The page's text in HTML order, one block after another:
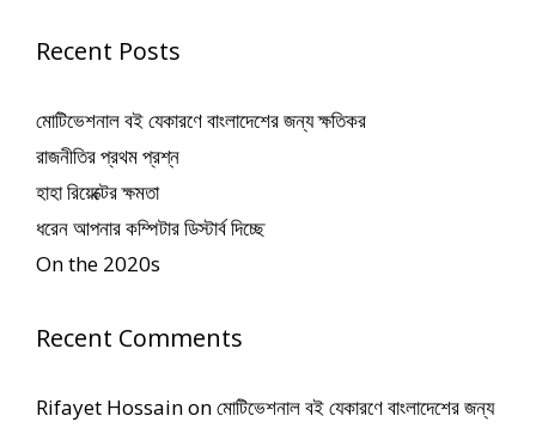
Recent Posts
মোটিভেশনাল বই যেকারণে বাংলাদেশের জন্য ক্ষতিকর
রাজনীতির প্রথম প্রশ্ন
হাহা রিয়েক্টের ক্ষমতা
ধরেন আপনার কম্পিটার ডিস্টার্ব দিচ্ছে
On the 2020s
Recent Comments
Rifayet Hossainonমোটিভেশনাল বই যেকারণে বাংলাদেশের জন্য